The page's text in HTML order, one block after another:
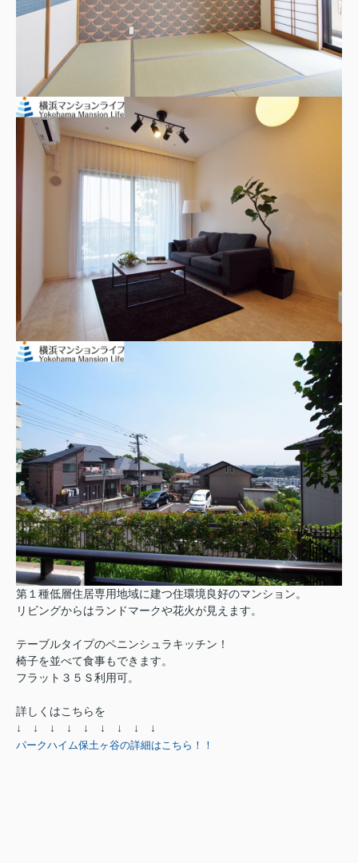
第１種低層住居専用地域に建つ住環境良好のマンション。
リビングからはランドマークや花火が見えます。
テーブルタイプのペニンシュラキッチン！
椅子を並べて食事もできます。
フラット３５Ｓ利用可。
詳しくはこちらを
↓ ↓ ↓ ↓ ↓ ↓ ↓ ↓ ↓
パークハイム保土ヶ谷の詳細はこちら！！